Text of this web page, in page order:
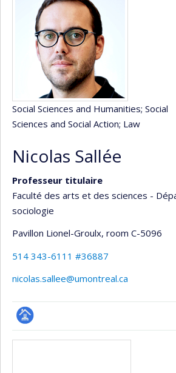
Social Sciences and Humanities; Social
Sciences and Social Action; Law
Nicolas Sallée
Professeur titulaire
Faculté des arts et des sciences -
sociologie
Pavillon Lionel-Groulx, room C-5096
514 343-6111 #36887
nicolas.sallee@umontreal.ca
Page
Media